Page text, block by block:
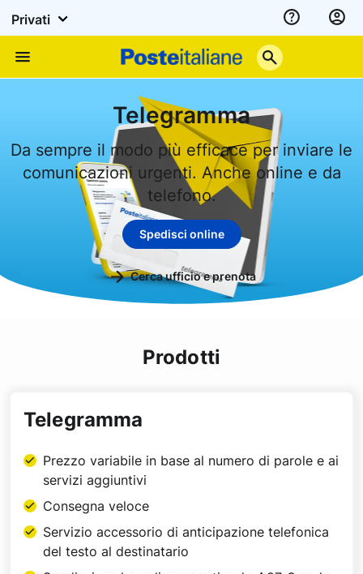
Privati
Assistenza
Italiane
Telegramma
Da sempre il modo più efficace per inviare le
comunicazioni urgenti. Anche online e da
telefono.
Spedisci online
Cerca ufficio e prenota
Prodotti
Telegramma
Prezzo variabile in base al numero di parole e ai
servizi aggiuntivi
Consegna veloce
Servizio accessorio di anticipazione telefonica
del testo al destinatario